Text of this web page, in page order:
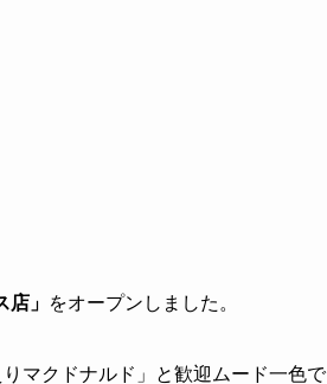
」 をオープンしました。
マクドナルド」と歓迎ムード一色で